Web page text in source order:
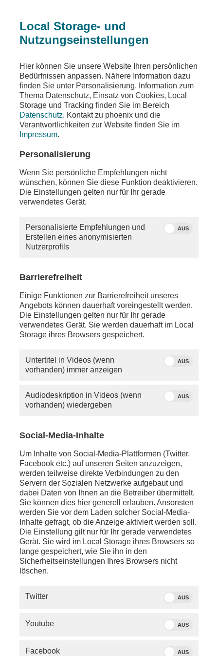
Ein Fehler ist aufgetreten
Die angeforderte Seite wurde nicht gefunden
Die von Ihnen gewünschten Inhalte sind unter der
aufgerufenen Adresse nicht oder auch nicht mehr
vorhanden. Möglicherweise haben Sie einen
veralteten Link oder ein altes Lesezeichen
Besuchen Sie unsereHomepage, um sich über
unser aktuelles Angebot zu informieren.
schreiben Sie uns eineE-Mail.
Sie vermissen einen Beitrag? Aufgrund der
PHOENIX.online viele Beiträge nicht mehr so lange
SERVICE
Local Storage- und
Nutzungseinstellungen
Hier können Sie unsere Website Ihren persönlichen
Bedürfnissen anpassen. Nähere Information dazu
finden Sie unter Personalisierung. Information zum
Thema Datenschutz, Einsatz von Cookies, Local
Storage und Tracking finden Sie im Bereich
Datenschutz. Kontakt zu phoenix und die
Verantwortlichkeiten zur Website finden Sie im
Impressum.
Personalisierung
Wenn Sie persönliche Empfehlungen nicht
wünschen, können Sie diese Funktion deaktivieren.
Die Einstellungen gelten nur für Ihr gerade
verwendetes Gerät.
Personalisierte Empfehlungen und
Erstellen eines anonymisierten
Nutzerprofils
AUS
Barrierefreiheit
Einige Funktionen zur Barrierefreiheit unseres
Angebots können dauerhaft voreingestellt werden.
Die Einstellungen gelten nur für Ihr gerade
verwendetes Gerät. Sie werden dauerhaft im Local
Storage ihres Browsers gespeichert.
Untertitel in Videos (wenn
vorhanden) immer anzeigen
AUS
Audiodeskription in Videos (wenn
vorhanden) wiedergeben
AUS
Social-Media-Inhalte
Um Inhalte von Social-Media-Plattformen (Twitter,
Facebook etc.) auf unseren Seiten anzuzeigen,
werden teilweise direkte Verbindungen zu den
Servern der Sozialen Netzwerke aufgebaut und
dabei Daten von Ihnen an die Betreiber übermittelt.
Sie können dies hier generell erlauben. Ansonsten
werden Sie vor dem Laden solcher Social-Media-
Inhalte gefragt, ob die Anzeige aktiviert werden soll.
Die Einstellung gilt nur für Ihr gerade verwendetes
Gerät. Sie wird im Local Storage ihres Browsers so
lange gespeichert, wie Sie ihn in den
Sicherheitseinstellungen Ihres Browsers nicht
löschen.
Twitter AUS
Youtube AUS
Facebook AUS